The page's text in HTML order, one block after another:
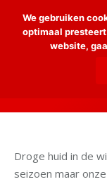
Droge huid in de
seizoen maar
We gebruiken
optimaal
website,